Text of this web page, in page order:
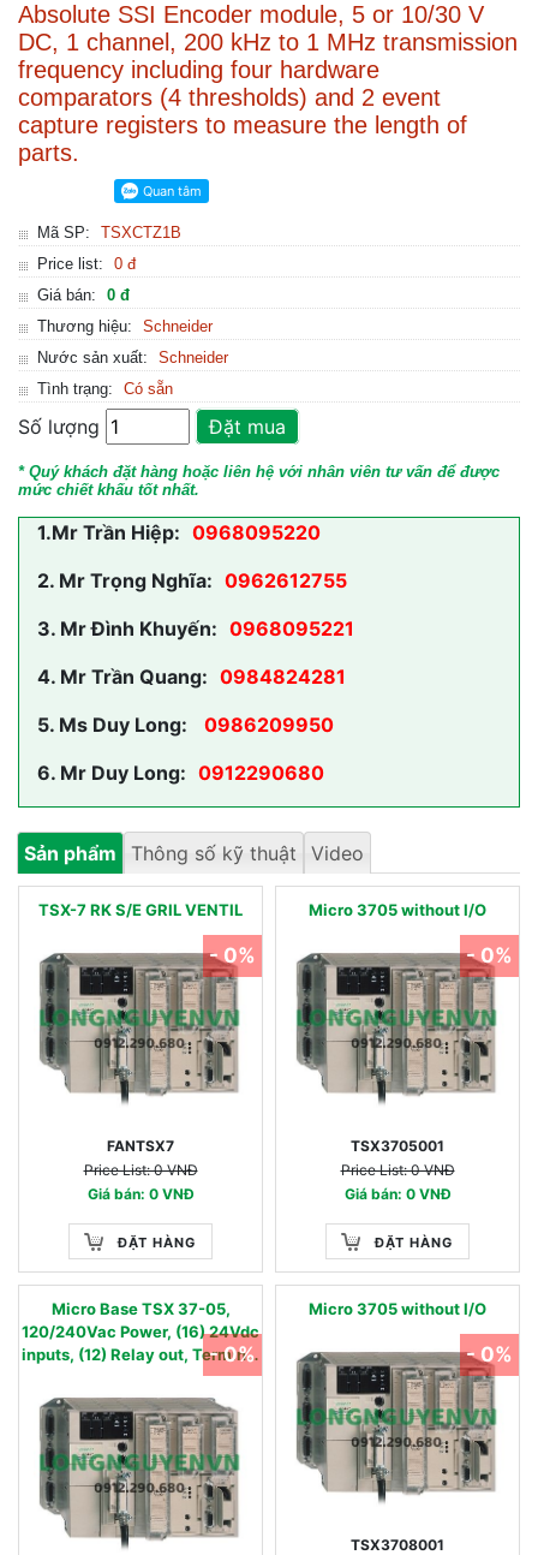
Absolute SSI Encoder module, 5 or 10/30 V
DC, 1 channel, 200 kHz to 1 MHz transmission
frequency including four hardware
comparators (4 thresholds) and 2 event
capture registers to measure the length of
parts.
Mã SP:
TSXCTZ1B
Price list:
0 đ
Giá bán:
0 đ
Thương hiệu:
Schneider
Nước sản xuất:
Schneider
Tình trạng:
Có sẵn
Số lượng Đặt mua
* Quý khách đặt hàng hoặc liên hệ với nhân viên tư vấn để được
mức chiết khấu tốt nhất.
1.Mr Trần Hiệp: 0968095220
2. Mr Trọng Nghĩa: 0962612755
3. Mr Đình Khuyến: 0968095221
4. Mr Trần Quang: 0984824281
5. Ms Duy Long:
0986209950
6. Mr Duy Long: 0912290680
Sản phẩm Thông số kỹ thuật Video
TSX-7 RK S/E GRIL VENTIL
FANTSX7
Price List: 0 VNĐ
Giá bán: 0 VNĐ
ĐẶT HÀNG
- 0%
Micro 3705 without I/O
TSX3705001
Price List: 0 VNĐ
Giá bán: 0 VNĐ
ĐẶT HÀNG
- 0%
Micro Base TSX 37-05,
120/240Vac Power, (16) 24Vdc
inputs, (12) Relay out, Terminal
- 0%
Micro 3705 without I/O
TSX3708001
- 0%